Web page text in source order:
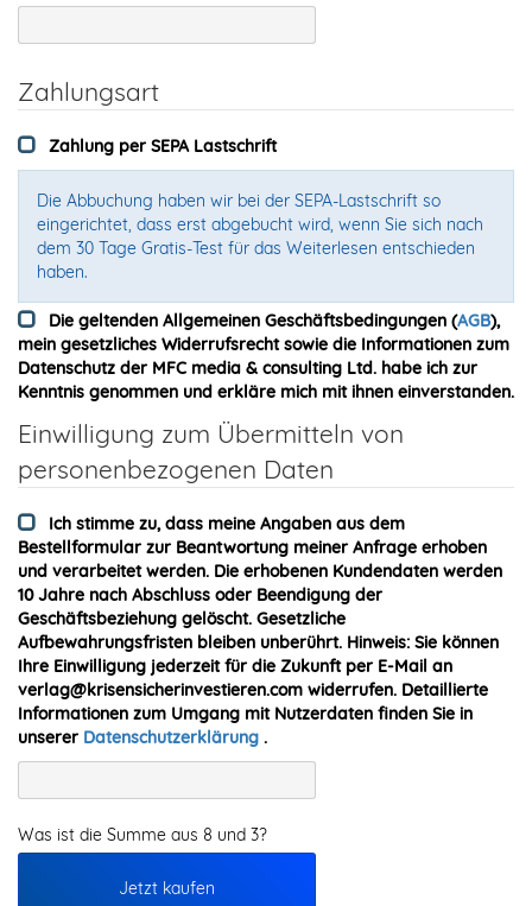
Zahlungsart
Zahlung per SEPA Lastschrift
Die Abbuchung haben wir bei der SEPA-Lastschrift so
eingerichtet, dass erst abgebucht wird, wenn Sie sich nach
dem 30 Tage Gratis-Test für das Weiterlesen entschieden
haben.
Die geltenden Allgemeinen Geschäftsbedingungen (AGB),
mein gesetzliches Widerrufsrecht sowie die Informationen zum
Datenschutz der MFC media & consulting Ltd. habe ich zur
Kenntnis genommen und erkläre mich mit ihnen einverstanden.
Einwilligung zum Übermitteln von
personenbezogenen Daten
Ich stimme zu, dass meine Angaben aus dem
Bestellformular zur Beantwortung meiner Anfrage erhoben
und verarbeitet werden. Die erhobenen Kundendaten werden
10 Jahre nach Abschluss oder Beendigung der
Geschäftsbeziehung gelöscht. Gesetzliche
Aufbewahrungsfristen bleiben unberührt. Hinweis: Sie können
Ihre Einwilligung jederzeit für die Zukunft per E-Mail an
verlag@krisensicherinvestieren.com widerrufen. Detaillierte
Informationen zum Umgang mit Nutzerdaten finden Sie in
unserer Datenschutzerklärung .
Was ist die Summe aus 8 und 3?
Jetzt kaufen